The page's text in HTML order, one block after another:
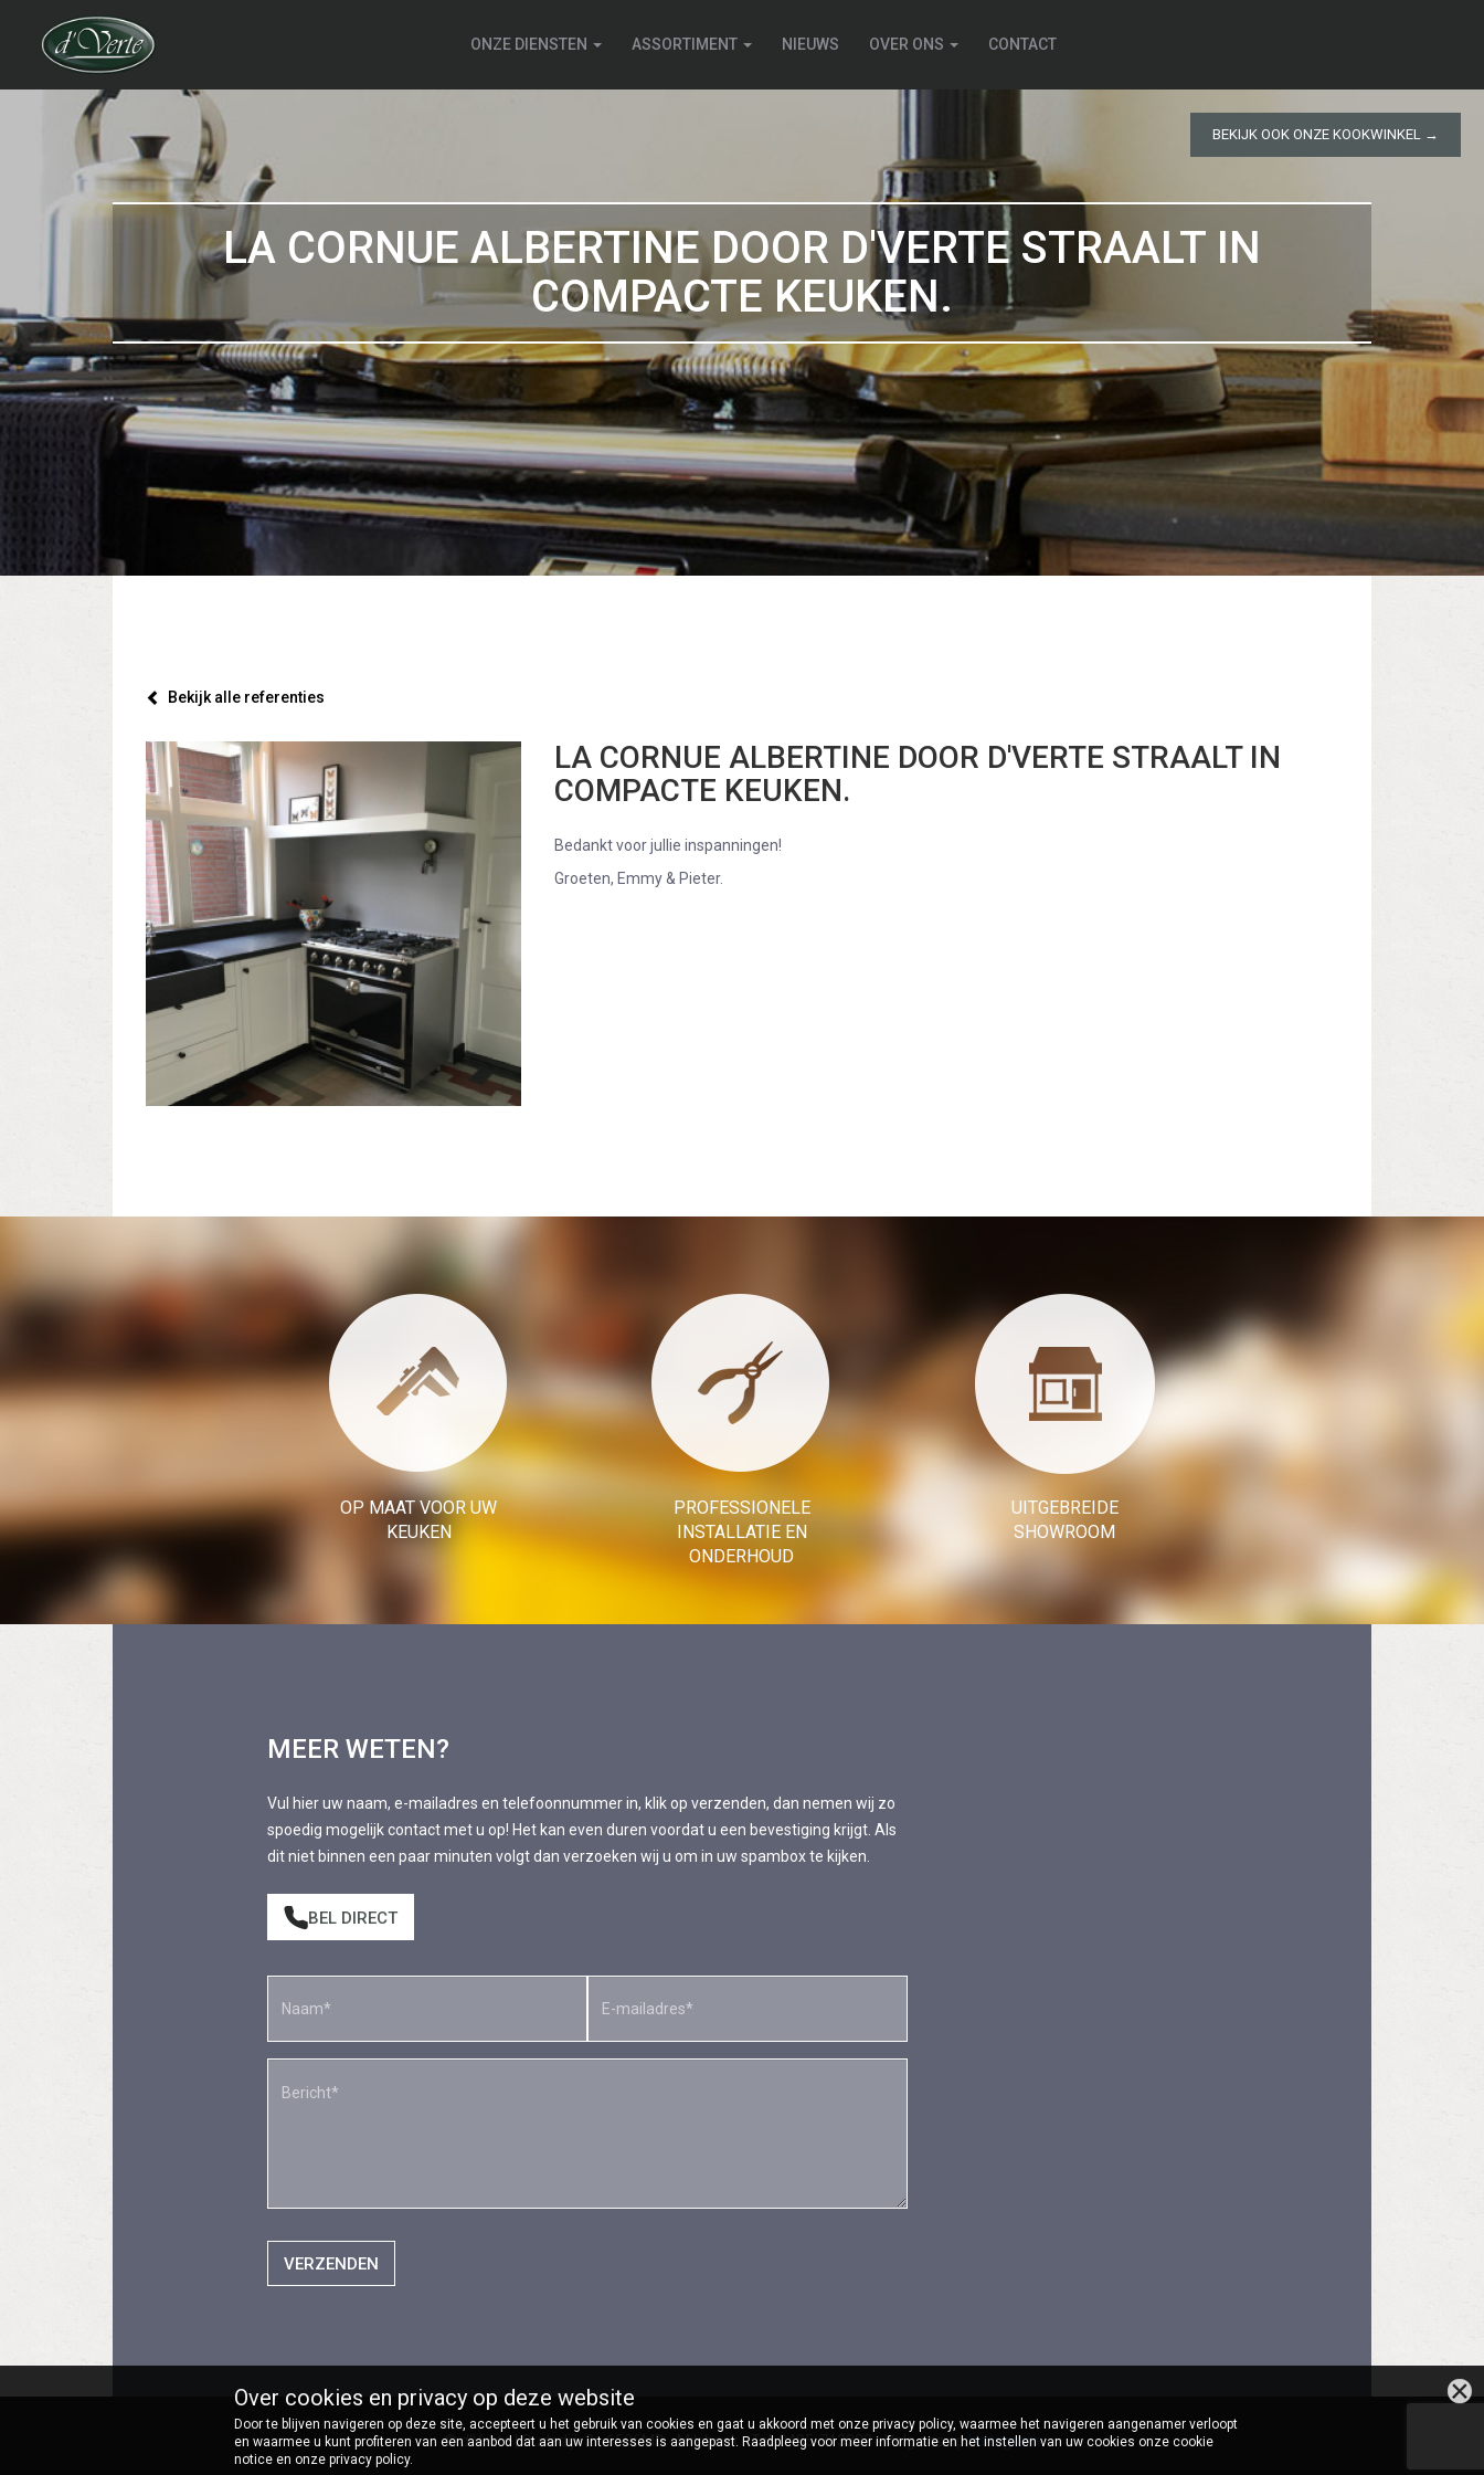
BEKIJK OOK ONZE KOOKWINKEL →
ONZE DIENSTEN ASSORTIMENT NIEUWS OVER ONS CONTACT
LA CORNUE ALBERTINE DOOR D'VERTE STRAALT IN
COMPACTE KEUKEN.
Bekijk alle referenties
LA CORNUE ALBERTINE DOOR D'VERTE STRAALT IN
COMPACTE KEUKEN.
Bedankt voor jullie inspanningen!
Groeten, Emmy & Pieter.
OP MAAT VOOR UW
KEUKEN
PROFESSIONELE
INSTALLATIE EN
ONDERHOUD
UITGEBREIDE
SHOWROOM
MEER WETEN?
Vul hier uw naam, e-mailadres en telefoonnummer in, klik op verzenden, dan nemen wij zo
spoedig mogelijk contact met u op! Het kan even duren voordat u een bevestiging krijgt. Als
dit niet binnen een paar minuten volgt dan verzoeken wij u om in uw spambox te kijken.
BEL DIRECT
VERZENDEN
© d'Verte | Oudedijk 2 - 6596MD - Milsbeek - Tel: 0485-713333 - Volg ons opInstagram
Over cookies en privacy op deze website
Door te blijven navigeren op deze site, accepteert u het gebruik van cookies en gaat u akkoord met onze privacy policy, waarmee het navigeren aangenamer verloopt
en waarmee u kunt profiteren van een aanbod dat aan uw interesses is aangepast. Raadpleeg voor meer informatie en het instellen van uw cookies onze cookie
notice en onze privacy policy.